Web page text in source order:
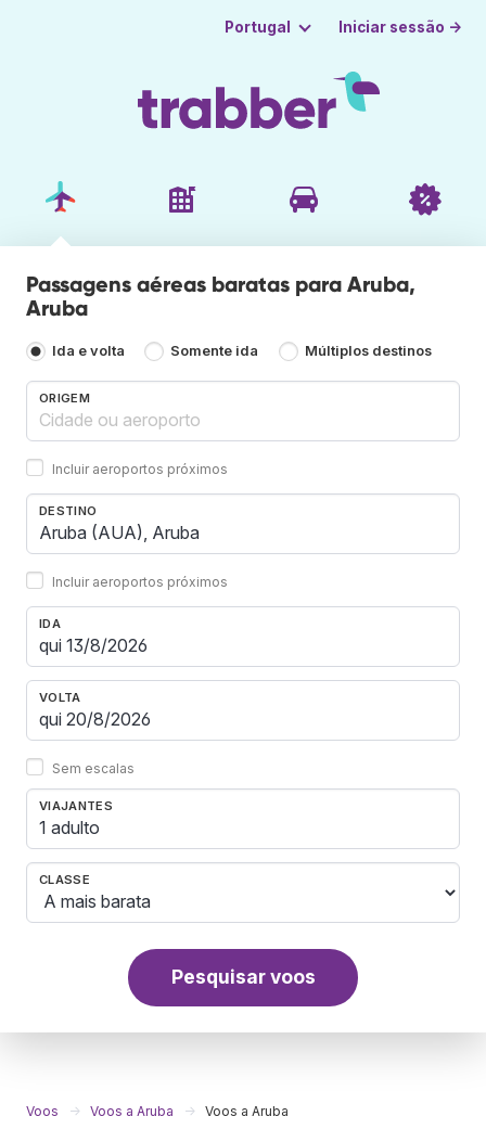
Portugal Iniciar sessão →
Passagens aéreas baratas para Aruba,
Aruba
Ida e volta Somente ida Múltiplos destinos
ORIGEM
Incluir aeroportos próximos
DESTINO
Incluir aeroportos próximos
IDA
VOLTA
Sem escalas
VIAJANTES
1 adulto
CLASSE
Pesquisar voos
Voos Voos a Aruba Voos a Aruba